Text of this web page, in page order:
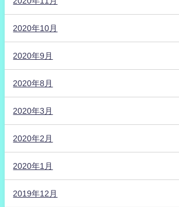
2020年10月
2020年9月
2020年8月
2020年3月
2020年2月
2020年1月
2019年12月